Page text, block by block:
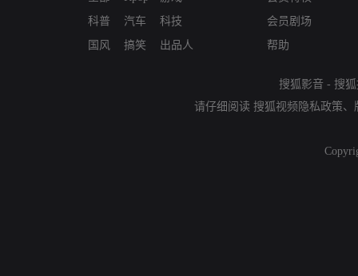
科普
国风
汽车
搞笑
科技
出品人
会员剧场
帮助
搜狐影音 - 搜
请仔细阅读 搜狐视频隐私政策、